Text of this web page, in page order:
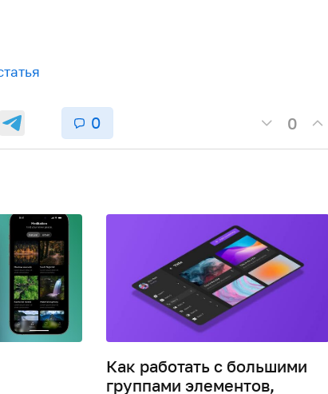
0 0
Как работать с большими
группами элементов,